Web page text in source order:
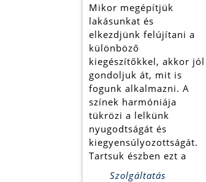
Mikor megépítjük
lakásunkat és
elkezdjünk felújítani a
különböző
kiegészítőkkel, akkor jól
gondoljuk át, mit is
fogunk alkalmazni. A
színek harmóniája
tükrözi a lelkünk
nyugodtságát és
kiegyensúlyozottságát.
Tartsuk észben ezt a
Szolgáltatás